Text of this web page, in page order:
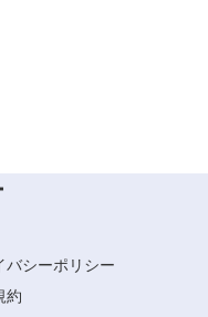
バシーポリシー
約